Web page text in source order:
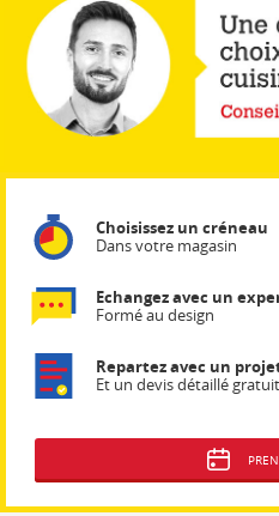
Choisissez un créneau
Dans votre magasin
Echangez avec un
Formé au design
Repartez avec un
Et un devis détaillé gratuit